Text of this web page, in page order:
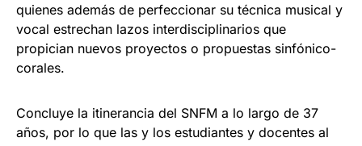
quienes además de perfeccionar su técnica musical y
vocal estrechan lazos interdisciplinarios que
propician nuevos proyectos o propuestas sinfónico-
corales.
Concluye la itinerancia del SNFM a lo largo de 37
años, por lo que las y los estudiantes y docentes al